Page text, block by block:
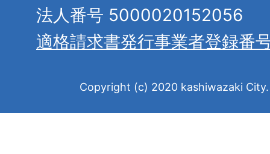
法人番号 5000020152056
適格請求書発行事業者登録番
Copyright (c) 2020 kashiwazaki